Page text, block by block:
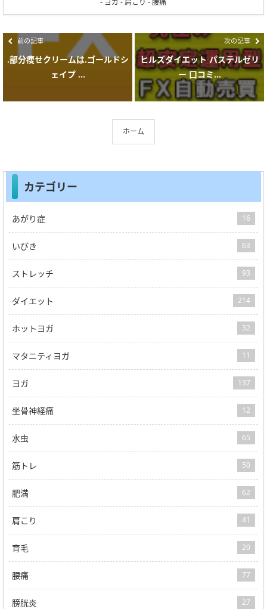
前の記事
.部分痩せクリームは.ゴールドシ
ェイプ ...
次の記事
ヒルズダイエット パステルゼリ
ー 口コミ...
ホーム
カテゴリー
あがり症 16
いびき 63
ストレッチ 93
ダイエット 214
ホットヨガ 32
マタニティヨガ 11
ヨガ 137
坐骨神経痛 12
水虫 65
筋トレ 50
肥満 62
肩こり 41
育毛 20
腰痛 77
膀胱炎 27